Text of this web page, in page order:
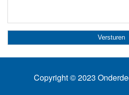
Copyright © 2023